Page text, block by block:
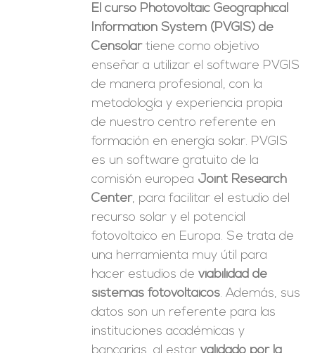
El curso Photovoltaic Geographical
Information System (PVGIS) de
Censolartiene como objetivo
enseñar a utilizar el software PVGIS
de manera profesional, con la
metodología y experiencia propia
de nuestro centro referente en
formación en energía solar. PVGIS
es un software gratuito de la
comisión europea Joint Research
Center, para facilitar el estudio del
recurso solar y el potencial
fotovoltaico en Europa. Se trata de
una herramienta muy útil para
hacer estudios deviabilidad de
sistemas fotovoltaicos. Además, sus
datos son un referente para las
instituciones académicas y